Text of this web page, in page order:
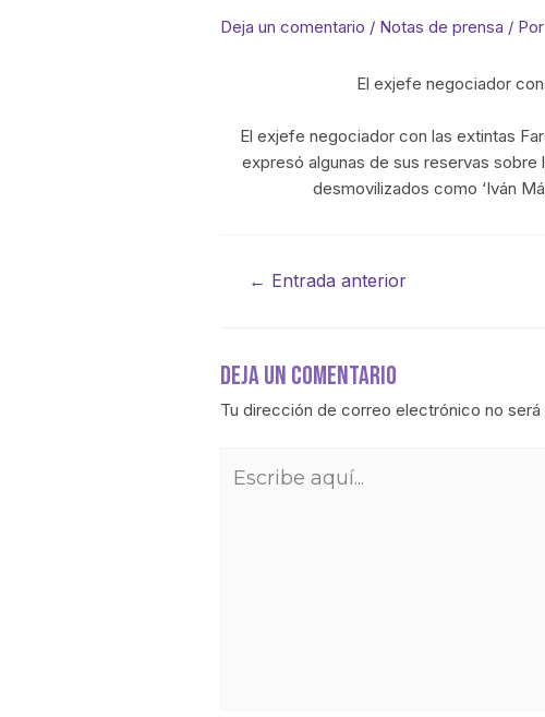
Deja un comentario / Notas de prensa / Por
El exjefe negociador
El exjefe negociador con las extintas
expresó algunas de sus reservas
desmovilizados como ‘Iván
← Entrada anterior
Deja Un Comentario
Tu dirección de correo electrónico no será